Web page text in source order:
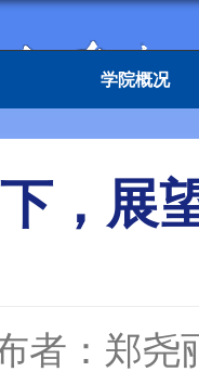
学院概况
，展
者：郑尧